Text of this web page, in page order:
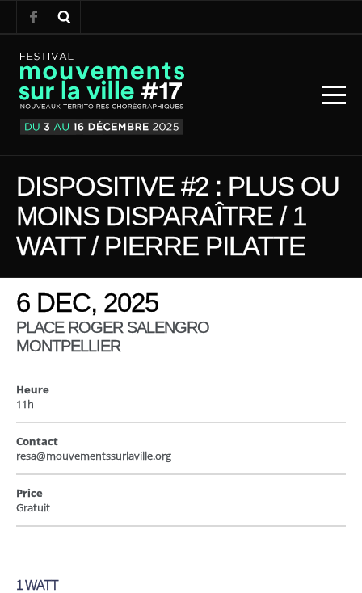
DISPOSITIVE #2 : PLUS OU
MOINS DISPARAÎTRE / 1
WATT / PIERRE PILATTE
6 DEC, 2025
PLACE ROGER SALENGRO
MONTPELLIER
Heure
11h
Contact
resa@mouvementssurlaville.org
Price
Gratuit
1 WATT